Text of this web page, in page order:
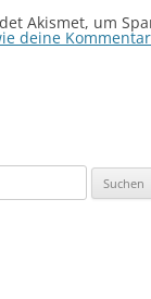
Akismet, um
deine